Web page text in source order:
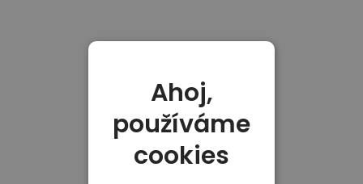
Ahoj,
používáme
cookies